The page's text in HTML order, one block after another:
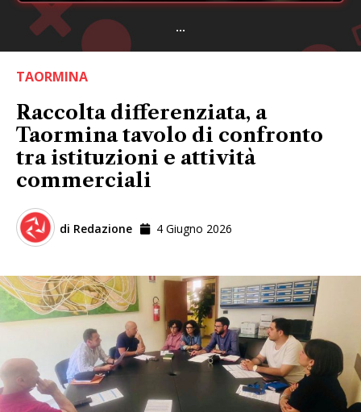
...
TAORMINA
Raccolta differenziata, a
Taormina tavolo di confronto
tra istituzioni e attività
commerciali
di Redazione 4 Giugno 2026